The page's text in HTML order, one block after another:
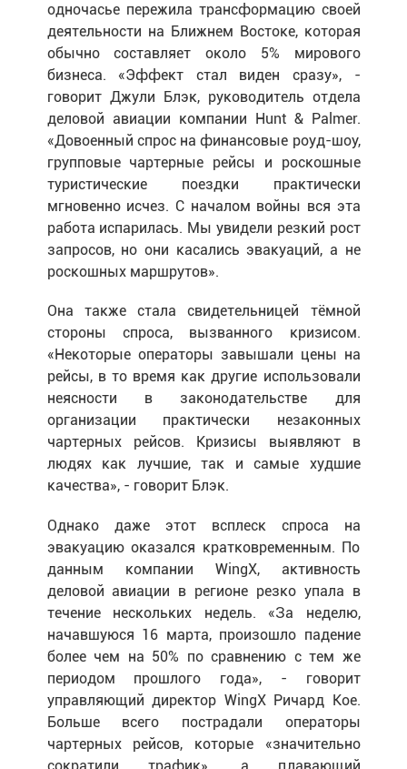
одночасье пережила трансформацию своей
деятельности на Ближнем Востоке, которая
обычно составляет около 5% мирового
бизнеса. «Эффект стал виден сразу», -
говорит Джули Блэк, руководитель отдела
деловой авиации компании Hunt & Palmer.
«Довоенный спрос на финансовые роуд-шоу,
групповые чартерные рейсы и роскошные
туристические поездки практически
мгновенно исчез. С началом войны вся эта
работа испарилась. Мы увидели резкий рост
запросов, но они касались эвакуаций, а не
роскошных маршрутов».
Она также стала свидетельницей тёмной
стороны спроса, вызванного кризисом.
«Некоторые операторы завышали цены на
рейсы, в то время как другие использовали
неясности в законодательстве для
организации практически незаконных
чартерных рейсов. Кризисы выявляют в
людях как лучшие, так и самые худшие
качества», - говорит Блэк.
Однако даже этот всплеск спроса на
эвакуацию оказался кратковременным. По
данным компании WingX, активность
деловой авиации в регионе резко упала в
течение нескольких недель. «За неделю,
начавшуюся 16 марта, произошло падение
более чем на 50% по сравнению с тем же
периодом прошлого года», - говорит
управляющий директор WingX Ричард Кое.
Больше всего пострадали операторы
чартерных рейсов, которые «значительно
сократили трафик», а плавающий